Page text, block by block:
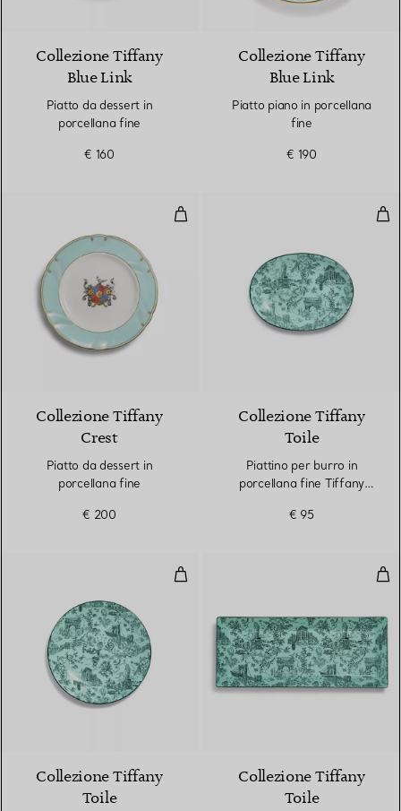
Collezione Tiffany
Blue Link
Piatto da dessert in
porcellana fine
€ 160
Collezione Tiffany
Blue Link
Piatto piano in porcellana
fine
€ 190
Piatto da dessert in porcellana
Collezione Tiffany
Crest
Piatto da dessert in
porcellana fine
€ 200
Collezione Tiffany
Toile
Piattino per burro in
porcellana fine Tiffany
€ 95
Piattino pane e burro in
Collezione Tiffany
Toile
Collezione Tiffany
Toile